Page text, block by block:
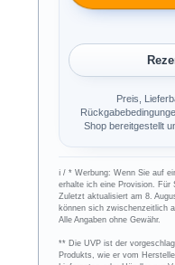
Preis,
Shop bereitgestellt
ℹ︎ / * Werbung: Wenn Sie auf
erhalte ich eine Provision. Für
Zuletzt aktualisiert am 8.
können sich zwischenzeitlich
Alle Angaben ohne Gewähr.
** Die UVP ist der
Produkts, wie er vom